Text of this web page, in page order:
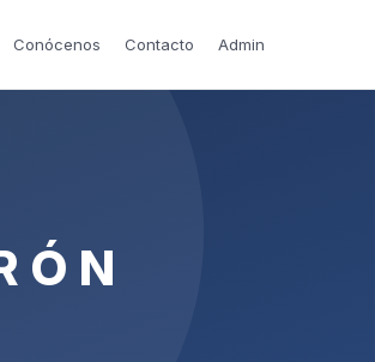
Conócenos Contacto Admin